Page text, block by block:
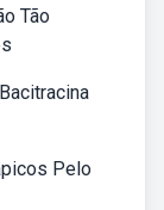
Tão
Pelo